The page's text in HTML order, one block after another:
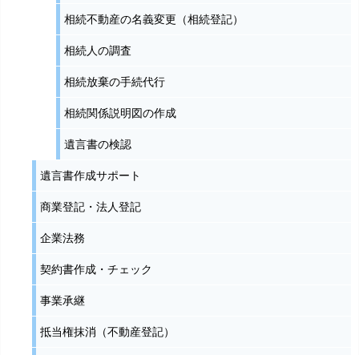
相続不動産の名義変更（相続登記）
相続人の調査
相続放棄の手続代行
相続関係説明図の作成
遺言書の検認
遺言書作成サポート
商業登記・法人登記
企業法務
契約書作成・チェック
事業承継
抵当権抹消（不動産登記）